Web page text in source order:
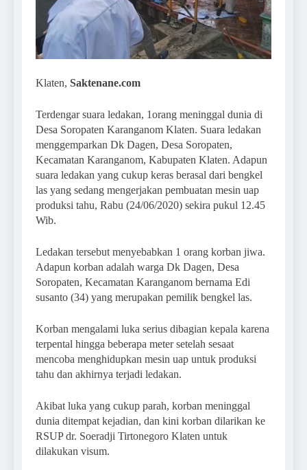
Klaten, Saktenane.com
Terdengar suara ledakan, 1orang meninggal dunia di
Desa Soropaten Karanganom Klaten. Suara ledakan
menggemparkan Dk Dagen, Desa Soropaten,
Kecamatan Karanganom, Kabupaten Klaten. Adapun
suara ledakan yang cukup keras berasal dari bengkel
las yang sedang mengerjakan pembuatan mesin uap
produksi tahu, Rabu (24/06/2020) sekira pukul 12.45
Wib.
Ledakan tersebut menyebabkan 1 orang korban jiwa.
Adapun korban adalah warga Dk Dagen, Desa
Soropaten, Kecamatan Karanganom bernama Edi
susanto (34) yang merupakan pemilik bengkel las.
Korban mengalami luka serius dibagian kepala karena
terpental hingga beberapa meter setelah sesaat
mencoba menghidupkan mesin uap untuk produksi
tahu dan akhirnya terjadi ledakan.
Akibat luka yang cukup parah, korban meninggal
dunia ditempat kejadian, dan kini korban dilarikan ke
RSUP dr. Soeradji Tirtonegoro Klaten untuk
dilakukan visum.